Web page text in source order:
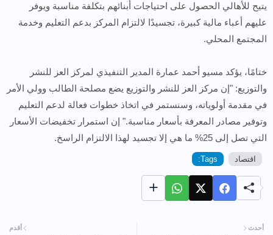
يتيح للأهالي الحصول على احتياجات أبنائهم بتكلفة مناسبة ويوفر
عليهم أعباء مالية كبيرة، تجسيدًا لالتزام المركز بدعم التعليم وخدمة
المجتمع المحلي.
ختامًا، يؤكد مسيو أحمد عمارة المدير التنفيذي لمركز العز للنشر
والتوزيع: "إن مركز العز للنشر والتوزيع يضع مصلحة الطالب وولي الأمر
في مقدمة أولوياته، وسنستمر في اتخاذ خطوات فعالة لدعم التعليم
وتوفير مصادر المعرفة بأسعار مناسبة." إن استمرار تخفيضات الأسعار
التي تصل إلى 25% ما هي إلا تجسيد لهذا الالتزام الراسخ.
Tags: اقتصاد
أحدث أقدم